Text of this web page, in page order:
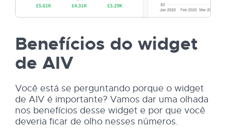
Benefícios do widget
de AIV
Você está se perguntando porque o widget
de AIV é importante? Vamos dar uma olhada
nos benefícios desse widget e por que você
deveria ficar de olho nesses números.